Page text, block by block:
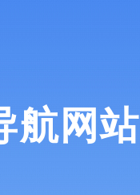
航网站